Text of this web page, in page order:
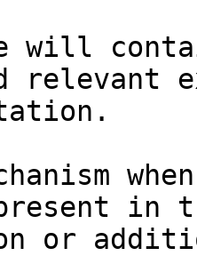
will
relevant
in
or